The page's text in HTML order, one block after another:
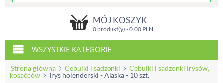
MÓJ KOSZYK
0 produkt(y) -0.00PLN
WSZYSTKIE KATEGORIE
Strona główna Cebulki i sadzonki
Cebulki i sadzonki irysów,
kosaćców
Irys holenderski - Alaska - 10 szt.